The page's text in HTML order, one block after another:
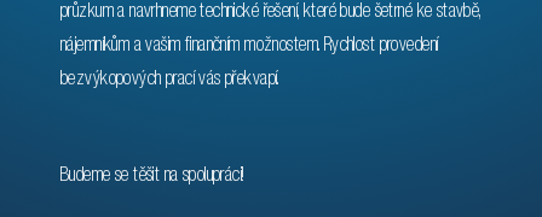
průzkum a navrhneme technické řešení, které bude šetrné ke stavbě,
nájemníkům a vašim finančním možnostem. Rychlost provedení
bezvýkopových prací vás překvapí.
Budeme se těšit na spolupráci!